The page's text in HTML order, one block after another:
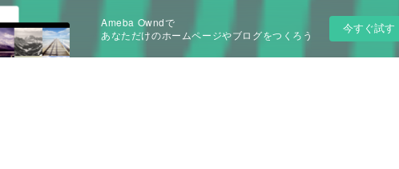
Ameba Owndで
あなただけのホームページやブログをつくろう
今すぐ試す